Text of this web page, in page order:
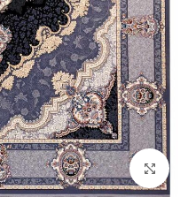
بزرگنمایی تصویر